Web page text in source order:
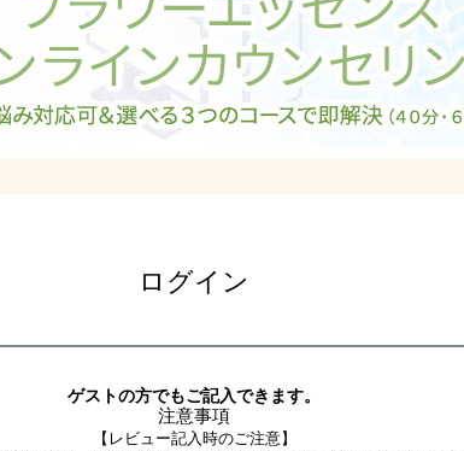
ログイン
ゲストの方でもご記入できます。
注意事項
【レビュー記入時のご注意】